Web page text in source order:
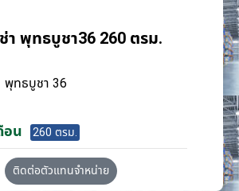
ช่า พุทธบูชา36 260 ตรม.
พุทธบูชา 36
อน 260 ตรม.
ติดต่อตัวแทนจำหน่าย